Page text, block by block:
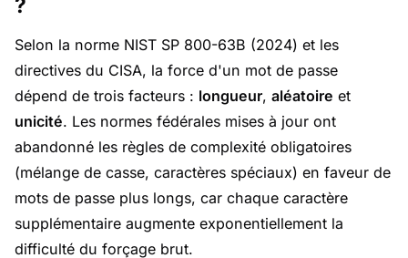
?
Selon la norme NIST SP 800-63B (2024) et les
directives du CISA, la force d'un mot de passe
dépend de trois facteurs : longueur, aléatoire et
unicité. Les normes fédérales mises à jour ont
abandonné les règles de complexité obligatoires
(mélange de casse, caractères spéciaux) en faveur de
mots de passe plus longs, car chaque caractère
supplémentaire augmente exponentiellement la
difficulté du forçage brut.